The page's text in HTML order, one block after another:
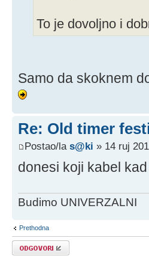
To je dovoljno i
Samo da skoknem
Re: Old timer
Postao/la s@ki » 14 ruj
donesi koji kabel
Budimo UNIVERZALNI
Prethodna
Odgovori